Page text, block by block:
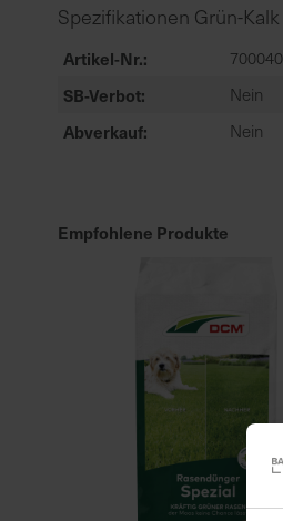
Spezifikationen Grün-Kalk
Artikel-Nr.
SB-Verbot Nein
Abverkauf Nein
Empfohlene Produkte